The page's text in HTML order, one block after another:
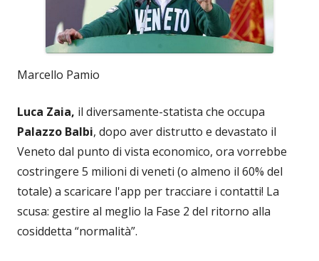
Marcello Pamio
Luca Zaia, il diversamente-statista che occupa
Palazzo Balbi, dopo aver distrutto e devastato il
Veneto dal punto di vista economico, ora vorrebbe
costringere 5 milioni di veneti (o almeno il 60% del
totale) a scaricare l'app per tracciare i contatti! La
scusa: gestire al meglio la Fase 2 del ritorno alla
cosiddetta “normalità”.